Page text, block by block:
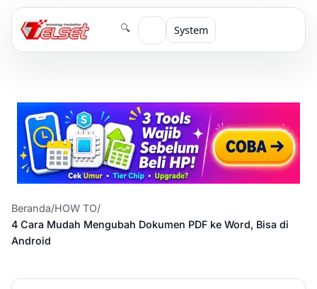
🔍 System
Beranda/HOW TO/
4 Cara Mudah Mengubah Dokumen PDF ke Word, Bisa di
Android